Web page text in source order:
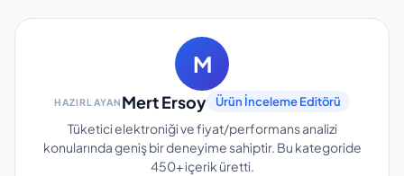
M
HAZIRLAYAN Mert Ersoy Ürün İnceleme Editörü
Tüketici elektroniği ve fiyat/performans analizi
konularında geniş bir deneyime sahiptir. Bu kategoride
450+içerik üretti.